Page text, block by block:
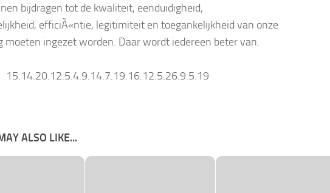
bijdragen tot de kwaliteit, eenduidigheid,
efficiÃ«ntie, legitimiteit en toegankelijkheid van onze
moeten ingezet worden. Daar wordt iedereen beter van.
ALSO LIKE...